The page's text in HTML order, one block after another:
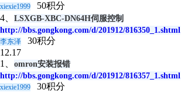
xiexie1999
50积分
4、 LSXGB-XBC-DN64H伺服控制
http://bbs.gongkong.com/d/201912/816350_1.shtml
李东泽
30积分
12.17
1、 omron安装报错
http://bbs.gongkong.com/d/201912/816357_1.shtml
xiexie1999
30积分